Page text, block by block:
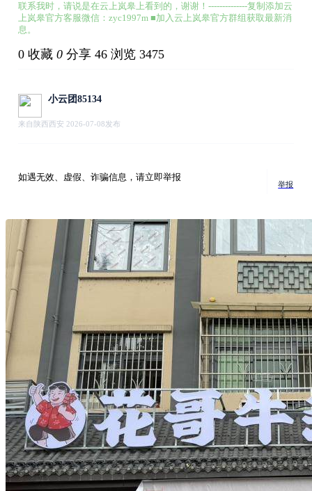
联系我时，请说是在云上岚皋上看到的，谢谢！--------------复制添加云
上岚皋官方客服微信：zyc1997m ■加入云上岚皋官方群组获取最新消
息。
0 收藏 0 分享 46 浏览 3475
小云团85134
来自陕西西安 2026-07-08发布
如遇无效、虚假、诈骗信息，请立即举报
举报